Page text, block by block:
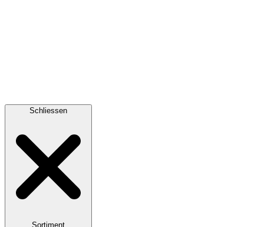
Schliessen
Sortiment